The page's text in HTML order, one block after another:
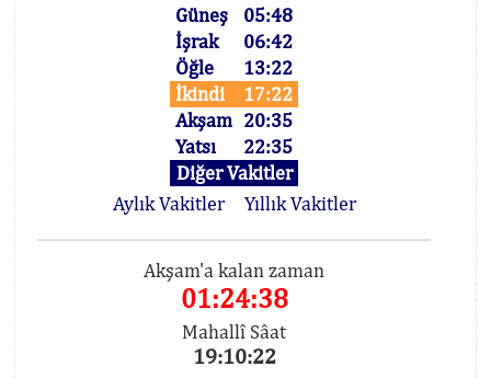
Güneş
05:48
İşrak
06:42
Öğle
13:22
İkindi
17:22
Akşam 20:35
Yatsı
22:35
Diğer Vakitler
Aylık Vakitler
Yıllık Vakitler
Akşam'a kalan zaman
01:24:37
Mahallî Sâat
19:10:23